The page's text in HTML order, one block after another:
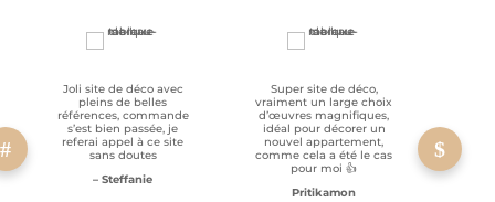
Joli site de déco avec
pleins de belles
références, commande
s’est bien passée, je
referai appel à ce site
sans doutes
– Steffanie
Super site de déco,
vraiment un large choix
d’œuvres magnifiques,
idéal pour décorer un
nouvel appartement,
comme cela a été le cas
pour moi 👍
Pritikamon